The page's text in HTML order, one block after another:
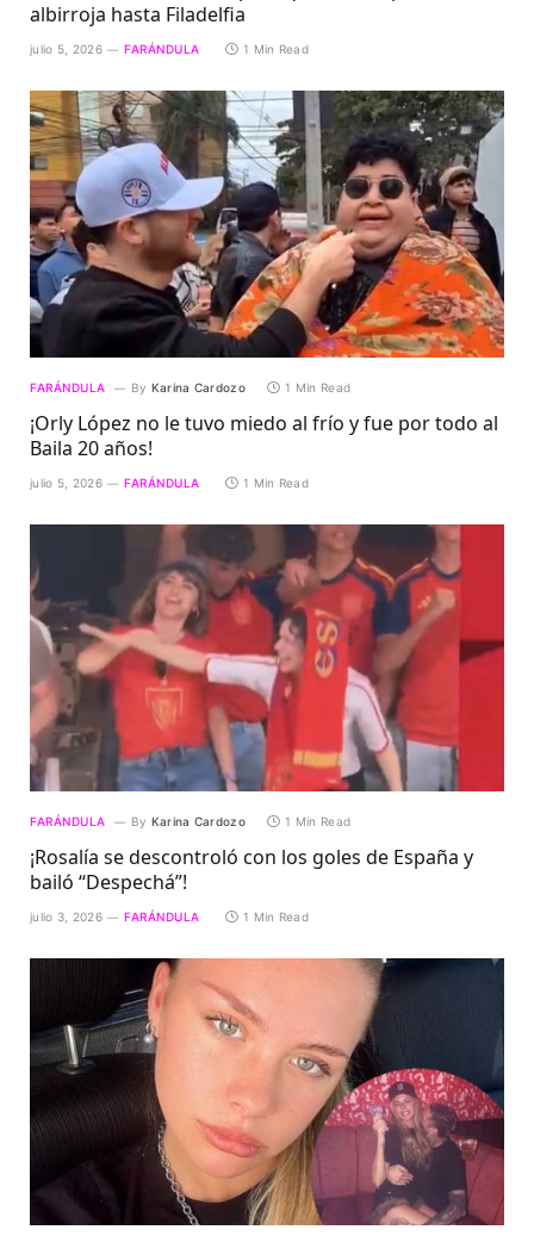
albirroja hasta Filadelfia
julio 5, 2026 FARÁNDULA 1 Min Read
FARÁNDULA By Karina Cardozo 1 Min Read
¡Orly López no le tuvo miedo al frío y fue por todo al
Baila 20 años!
julio 5, 2026 FARÁNDULA 1 Min Read
FARÁNDULA By Karina Cardozo 1 Min Read
¡Rosalía se descontroló con los goles de España y
bailó “Despechá”!
julio 3, 2026 FARÁNDULA 1 Min Read